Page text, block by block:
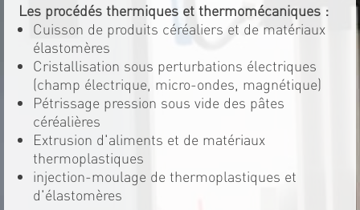
Les procédés thermiques et thermomécaniques :
Cuisson de produits céréaliers et de matériaux
élastomères
Cristallisation sous perturbations électriques
(champ électrique, micro-ondes, magnétique)
Pétrissage pression sous vide des pâtes
céréalières
Extrusion d'aliments et de matériaux
thermoplastiques
injection-moulage de thermoplastiques et
d'élastomères